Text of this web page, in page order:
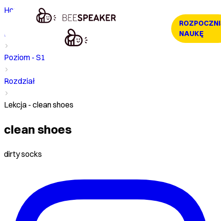
NAUKĘ
Home
Kurs
Poziom - S1
Rozdział
Lekcja - clean shoes
clean shoes
dirty socks